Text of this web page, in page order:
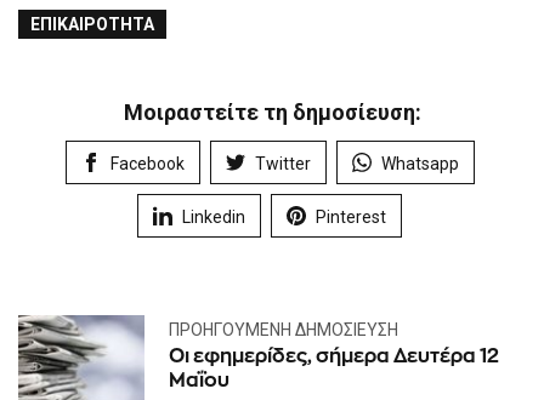
ΕΠΙΚΑΙΡΌΤΗΤΑ
Μοιραστείτε τη δημοσίευση:
Facebook Twitter Whatsapp
Linkedin Pinterest
ΠΡΟΗΓΟΎΜΕΝΗ ΔΗΜΟΣΊΕΥΣΗ
Οι εφημερίδες, σήμερα Δευτέρα 12
Μαΐου